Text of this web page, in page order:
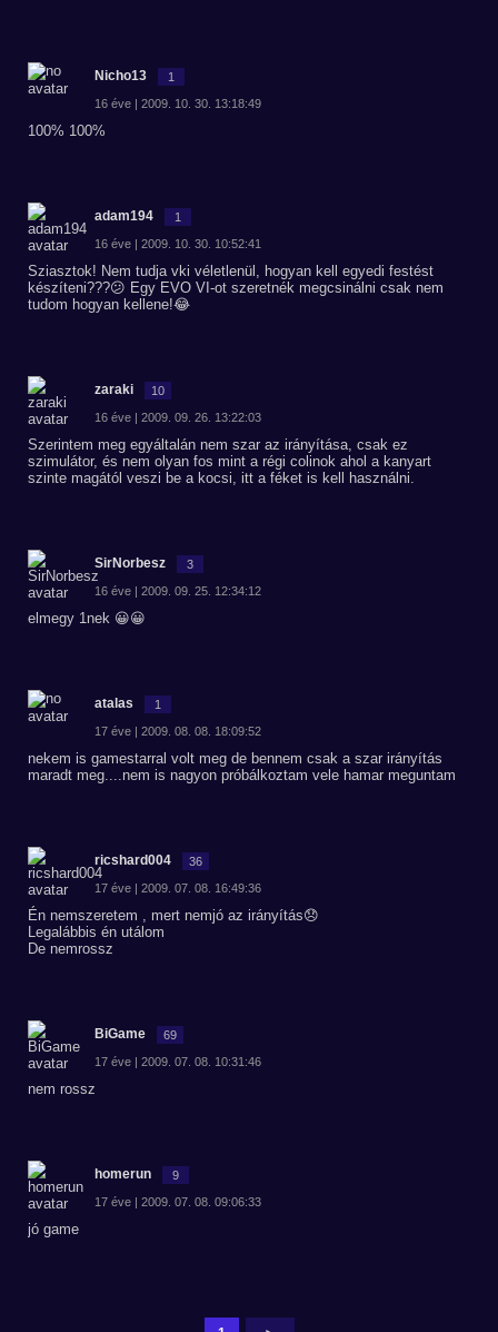
Nicho13 1
16 éve | 2009. 10. 30. 13:18:49
100% 100%
adam194 1
16 éve | 2009. 10. 30. 10:52:41
Sziasztok! Nem tudja vki véletlenül, hogyan kell egyedi festést
készíteni???😕 Egy EVO VI-ot szeretnék megcsinálni csak nem
tudom hogyan kellene!😂
zaraki 10
16 éve | 2009. 09. 26. 13:22:03
Szerintem meg egyáltalán nem szar az irányítása, csak ez
szimulátor, és nem olyan fos mint a régi colinok ahol a kanyart
szinte magától veszi be a kocsi, itt a féket is kell használni.
SirNorbesz 3
16 éve | 2009. 09. 25. 12:34:12
elmegy 1nek 😀😀
atalas 1
17 éve | 2009. 08. 08. 18:09:52
nekem is gamestarral volt meg de bennem csak a szar irányítás
maradt meg....nem is nagyon próbálkoztam vele hamar meguntam
ricshard004 36
17 éve | 2009. 07. 08. 16:49:36
Én nemszeretem , mert nemjó az irányítás😞
Legalábbis én utálom
De nemrossz
BiGame 69
17 éve | 2009. 07. 08. 10:31:46
nem rossz
homerun 9
17 éve | 2009. 07. 08. 09:06:33
jó game